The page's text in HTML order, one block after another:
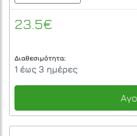
23.5€
Διαθεσιμότητα:
1 έως 3 ημέρες